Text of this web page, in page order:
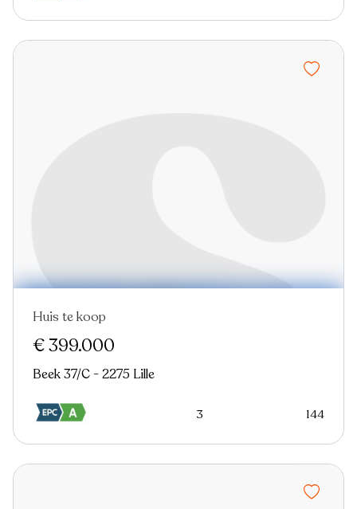
Huis te koop
€ 399.000
Beek 37/C - 2275 Lille
3 144